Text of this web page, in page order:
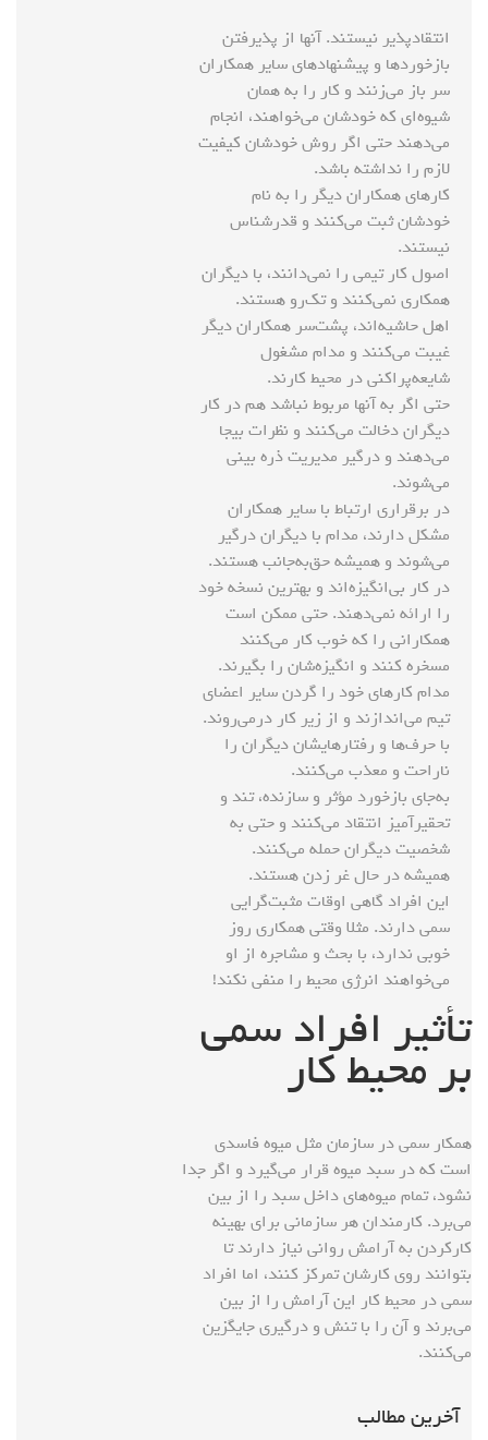
انتقادپذیر نیستند. آنها از پذیرفتن
بازخوردها و پیشنهادهای سایر همکاران
سر باز می‌زنند و کار را به همان
شیوه‌ای که خودشان می‌خواهند، انجام
می‌دهند حتی اگر روش خودشان کیفیت
لازم را نداشته باشد.
کارهای همکاران دیگر را به نام
خودشان ثبت می‌کنند و قدرشناس
نیستند.
اصول کار تیمی را نمی‌دانند، با دیگران
همکاری نمی‌کنند و تک‌رو هستند.
اهل حاشیه‌اند، پشت‌سر همکاران دیگر
غیبت می‌کنند و مدام مشغول
شایعه‌پراکنی در محیط کارند.
حتی اگر به آنها مربوط نباشد هم در کار
دیگران دخالت می‌کنند و نظرات بیجا
می‌دهند و درگیر مدیریت ذره بینی
می‌شوند.
در برقراری ارتباط با سایر همکاران
مشکل دارند، مدام با دیگران درگیر
می‌شوند و همیشه حق‌به‌جانب هستند.
در کار بی‌انگیزه‌اند و بهترین نسخه خود
را ارائه نمی‌دهند. حتی ممکن است
همکارانی را که خوب کار می‌کنند
مسخره کنند و انگیزه‌شان را بگیرند.
مدام کارهای خود را گردن سایر اعضای
تیم می‌اندازند و از زیر کار درمی‌روند.
با حرف‌ها و رفتارهایشان دیگران را
ناراحت و معذب می‌کنند.
به‌جای بازخورد مؤثر و سازنده، تند و
تحقیرآمیز انتقاد می‌کنند و حتی به
شخصیت دیگران حمله می‌کنند.
همیشه در حال غر زدن هستند.
این افراد گاهی اوقات مثبت‌گرایی
سمی دارند. مثلا وقتی همکاری روز
خوبی ندارد، با بحث و مشاجره از او
می‌خواهند انرژی محیط را منفی نکند!
تأثیر افراد سمی
بر محیط کار
همکار سمی در سازمان مثل میوه فاسدی
است که در سبد میوه قرار می‌گیرد و اگر جدا
نشود، تمام میوه‌های داخل سبد را از بین
می‌برد. کارمندان هر سازمانی برای بهینه
کارکردن به آرامش روانی نیاز دارند تا
بتوانند روی کارشان تمرکز کنند، اما افراد
سمی در محیط کار این آرامش را از بین
می‌برند و آن را با تنش و درگیری جایگزین
می‌کنند.
آخرین مطالب